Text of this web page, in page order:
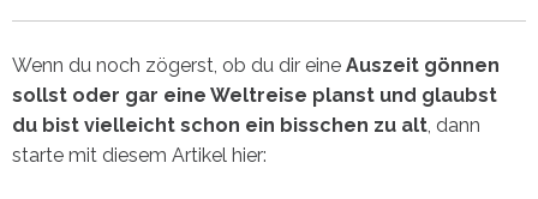
Wenn du noch zögerst, ob du dir eine Auszeit gönnen
sollst oder gar eine Weltreise planst und glaubst
du bist vielleicht schon ein bisschen zu alt, dann
starte mit diesem Artikel hier: